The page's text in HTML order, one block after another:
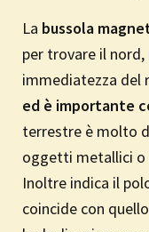
La bussola
per trovare il
immediatezza del
ed è importante
terrestre è molto
oggetti metallici o
Inoltre indica il
coincide con